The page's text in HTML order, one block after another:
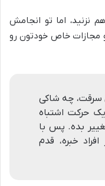
اما تو انجامش
مجازات خاص خودتون رو
سرقت، چه شاکی
حرکت اشتباه
بده. پس با
خبره، قدم